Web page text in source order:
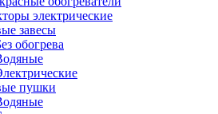
электрические
завесы
обогрева
пушки